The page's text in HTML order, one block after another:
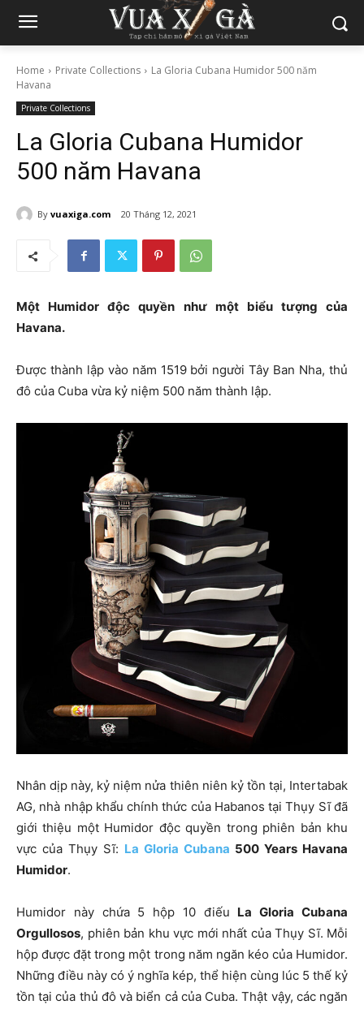
Home Private Collections
La Gloria Cubana Humidor 500 năm
Havana
Private Collections
La Gloria Cubana Humidor
500 năm Havana
By vuaxiga.com 20 Tháng 12, 2021
Một Humidor độc quyền như một biểu tượng của
Havana.
Được thành lập vào năm 1519 bởi người Tây Ban Nha, thủ
đô của Cuba vừa kỷ niệm 500 năm thành lập.
Nhân dịp này, kỷ niệm nửa thiên niên kỷ tồn tại, Intertabak
AG, nhà nhập khẩu chính thức của Habanos tại Thụy Sĩ đã
giới thiệu một Humidor độc quyền trong phiên bản khu
vực của Thụy Sĩ: La Gloria Cubana 500 Years Havana
Humidor.
Humidor này chứa 5 hộp 10 điếu La Gloria Cubana
Orgullosos, phiên bản khu vực mới nhất của Thụy Sĩ. Mỗi
hộp được đặt trong một trong năm ngăn kéo của Humidor.
Những điều này có ý nghĩa kép, thể hiện cùng lúc 5 thế kỷ
tồn tại của thủ đô và biển cả của Cuba. Thật vậy, các ngăn